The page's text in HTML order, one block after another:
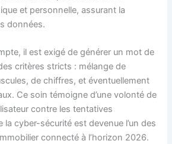
et personnelle, assurant la
données.
il est exigé de générer un mot de
critères stricts : mélange de
de chiffres, et éventuellement
Ce soin témoigne d’une volonté de
contre les tentatives
la cyber-sécurité est devenue l’un des
connecté à l’horizon 2026.